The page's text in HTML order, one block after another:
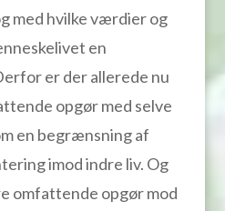
med hvilke værdier og
en
er der allerede nu
opgør med selve
en begrænsning af
imod indre liv. Og
omfattende opgør mod